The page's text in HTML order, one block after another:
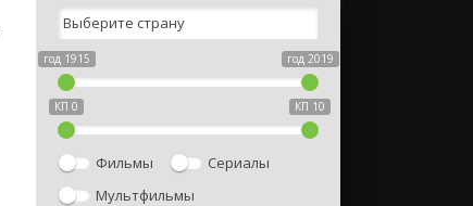
год 1915 год 2019
КП 0 КП 10
Фильмы
Сериалы
Мультфильмы